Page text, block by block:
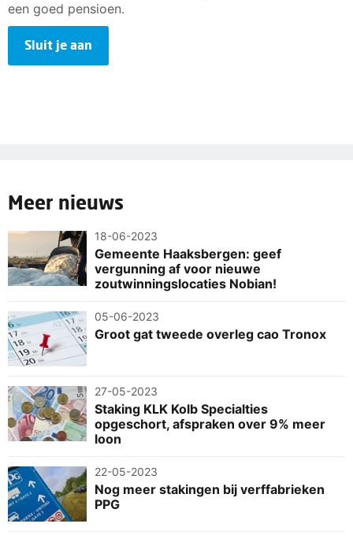
een goed pensioen.
Sluit je aan
Meer nieuws
18-06-2023
Gemeente Haaksbergen: geef
vergunning af voor nieuwe
zoutwinningslocaties Nobian!
05-06-2023
Groot gat tweede overleg cao Tronox
27-05-2023
Staking KLK Kolb Specialties
opgeschort, afspraken over 9% meer
loon
22-05-2023
Nog meer stakingen bij verffabrieken
PPG